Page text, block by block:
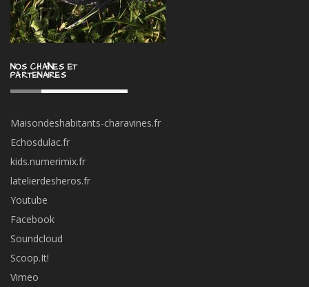
NOS CHAÎNES ET
PARTENAIRES
Maisondeshabitants-charavines.fr
Echosdulac.fr
kids.numerimix.fr
latelierdesheros.fr
Youtube
Facebook
Soundcloud
Scoop.It!
Vimeo